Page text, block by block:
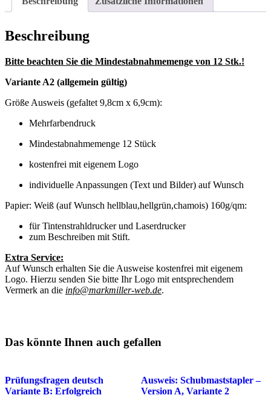
Beschreibung
Bitte beachten Sie die Mindestabnahmemenge von 12 Stk.!
Variante A2 (allgemein gültig)
Größe Ausweis (gefaltet 9,8cm x 6,9cm):
Mehrfarbendruck
Mindestabnahmemenge 12 Stück
kostenfrei mit eigenem Logo
individuelle Anpassungen (Text und Bilder) auf Wunsch
Papier: Weiß (auf Wunsch hellblau,hellgrün,chamois) 160g/qm:
für Tintenstrahldrucker und Laserdrucker
zum Beschreiben mit Stift.
Extra Service:
Auf Wunsch erhalten Sie die Ausweise kostenfrei mit eigenem
Logo. Hierzu senden Sie bitte Ihr Logo mit entsprechendem
Vermerk an die info@markmiller-web.de.
Das könnte Ihnen auch gefallen
Prüfungsfragen deutsch
Variante B: Erfolgreich
Ausweis: Schubmaststapler –
Version A, Variante 2